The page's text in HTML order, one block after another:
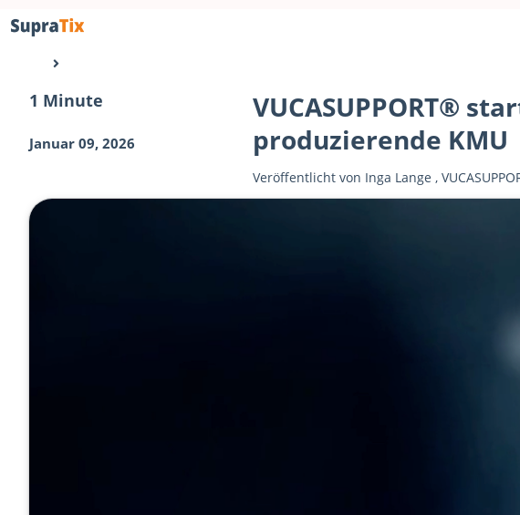
1 Minute
Januar 09, 2026
VUCASUPPORT®
produzierende KMU
Veröffentlicht von Inga Lange ,